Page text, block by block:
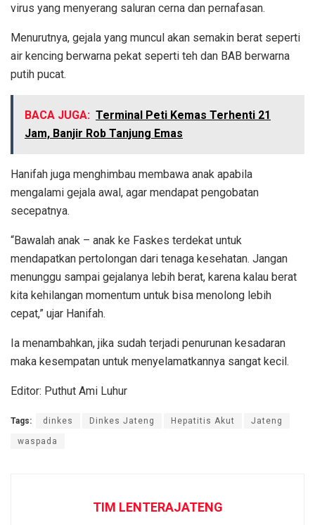
virus yang menyerang saluran cerna dan pernafasan.
Menurutnya, gejala yang muncul akan semakin berat seperti
air kencing berwarna pekat seperti teh dan BAB berwarna
putih pucat.
BACA JUGA: Terminal Peti Kemas Terhenti 21
Jam, Banjir Rob Tanjung Emas
Hanifah juga menghimbau membawa anak apabila
mengalami gejala awal, agar mendapat pengobatan
secepatnya.
“Bawalah anak – anak ke Faskes terdekat untuk
mendapatkan pertolongan dari tenaga kesehatan. Jangan
menunggu sampai gejalanya lebih berat, karena kalau berat
kita kehilangan momentum untuk bisa menolong lebih
cepat,” ujar Hanifah.
Ia menambahkan, jika sudah terjadi penurunan kesadaran
maka kesempatan untuk menyelamatkannya sangat kecil.
Editor: Puthut Ami Luhur
Tags: dinkes Dinkes Jateng Hepatitis Akut Jateng
waspada
TIM LENTERAJATENG